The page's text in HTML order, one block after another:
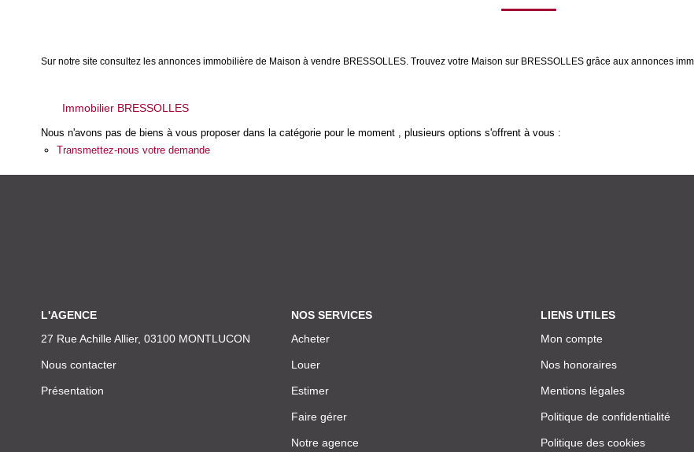
Sur notre site consultez les annonces immobilière de Maison à vendre BRESSOLLES. Trouvez votre Maison sur BRESSOLLES grâce aux annonces
Immobilier BRESSOLLES
Nous n'avons pas de biens à vous proposer dans la catégorie pour le moment , plusieurs options s'offrent à vous :
Transmettez-nous votre demande
L'AGENCE
27 Rue Achille Allier, 03100 MONTLUCON
Nous contacter
Présentation
NOS SERVICES
Acheter
Louer
Estimer
Faire gérer
Notre agence
LIENS UTILES
Mon compte
Nos honoraires
Mentions légales
Politique de confidentialité
Politique des cookies